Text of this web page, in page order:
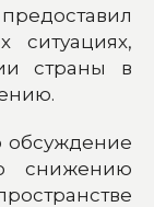
ситуациях,
страны в
обсуждение
снижению